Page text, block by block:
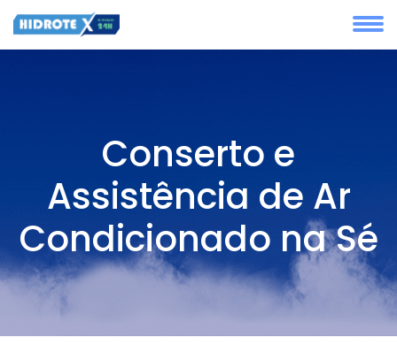
Conserto e
Assistência de Ar
Condicionado na Sé